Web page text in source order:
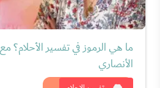
ما هي الرموز في تفسير الأحلام؟
الأنصاري